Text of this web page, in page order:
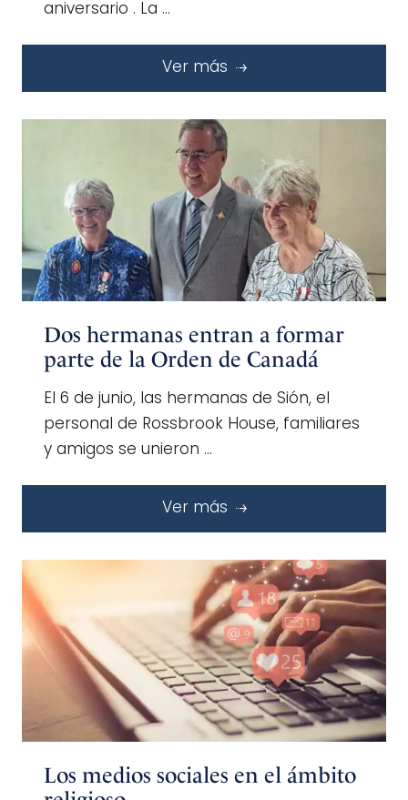
aniversario . La …
Ver más
Dos hermanas entran a formar
parte de la Orden de Canadá
El 6 de junio, las hermanas de Sión, el
personal de Rossbrook House, familiares
y amigos se unieron …
Ver más
Los medios sociales en el ámbito